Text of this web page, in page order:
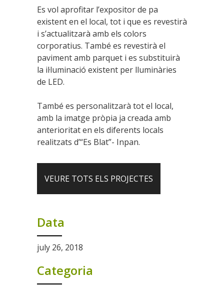
Es vol aprofitar l’expositor de pa
existent en el local, tot i que es revestirà
i s’actualitzarà amb els colors
corporatius. També es revestirà el
paviment amb parquet i es substituirà
la il·luminació existent per lluminàries
de LED.
També es personalitzarà tot el local,
amb la imatge pròpia ja creada amb
anterioritat en els diferents locals
realitzats d’“Es Blat”- Inpan.
VEURE TOTS ELS PROJECTES
Data
july 26, 2018
Categoria